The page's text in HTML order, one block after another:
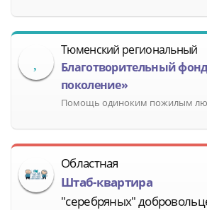
Тюменский региональный
Благотворительный
поколение»
Помощь одиноким пожилым
Областная
Штаб-квартира
"серебряных"